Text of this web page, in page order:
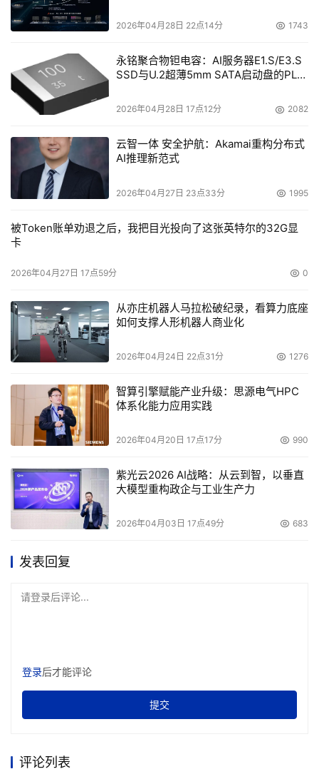
2026年04月28日 22点14分 1743
永铭聚合物钽电容：AI服务器E1.S/E3.S
SSD与U.2超薄5mm SATA启动盘的PLP
2026年04月28日 17点12分 2082
云智一体 安全护航：Akamai重构分布式
AI推理新范式
2026年04月27日 23点33分 1995
被Token账单劝退之后，我把目光投向了这张英特尔的32G显
卡
2026年04月27日 17点59分 0
从亦庄机器人马拉松破纪录，看算力底座
如何支撑人形机器人商业化
2026年04月24日 22点31分 1276
智算引擎赋能产业升级：思源电气HPC
体系化能力应用实践
2026年04月20日 17点17分 990
紫光云2026 AI战略：从云到智，以垂直
大模型重构政企与工业生产力
2026年04月03日 17点49分 683
发表回复
请登录后评论...
登录后才能评论
提交
评论列表